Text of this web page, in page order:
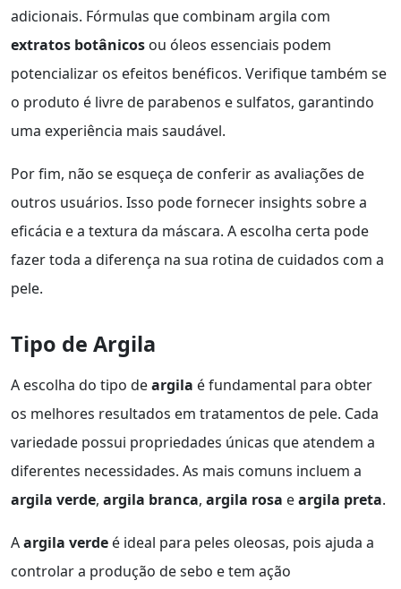
adicionais. Fórmulas que combinam argila com
extratos botânicos ou óleos essenciais podem
potencializar os efeitos benéficos. Verifique também se
o produto é livre de parabenos e sulfatos, garantindo
uma experiência mais saudável.
Por fim, não se esqueça de conferir as avaliações de
outros usuários. Isso pode fornecer insights sobre a
eficácia e a textura da máscara. A escolha certa pode
fazer toda a diferença na sua rotina de cuidados com a
pele.
Tipo de Argila
A escolha do tipo deargila é fundamental para obter
os melhores resultados em tratamentos de pele. Cada
variedade possui propriedades únicas que atendem a
diferentes necessidades. As mais comuns incluem a
argila verde, argila branca, argila rosa eargila preta.
Aargila verde é ideal para peles oleosas, pois ajuda a
controlar a produção de sebo e tem ação